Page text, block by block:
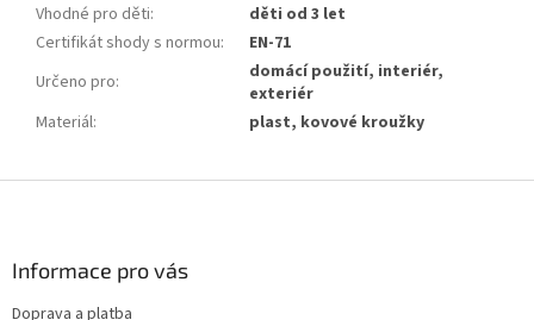
Vhodné pro děti:
děti od 3 let
Certifikát shody s normou:
EN-71
Určeno pro:
domácí použití, interiér,
exteriér
Materiál: plast, kovové kroužky
Informace pro vás
Doprava a platba